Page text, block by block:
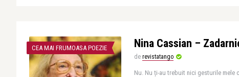
CEA MAI FRUMOASA POEZIE Nina Cassian –
de revistatango
Nu. Nu ți-au trebuit nici gesturile mele